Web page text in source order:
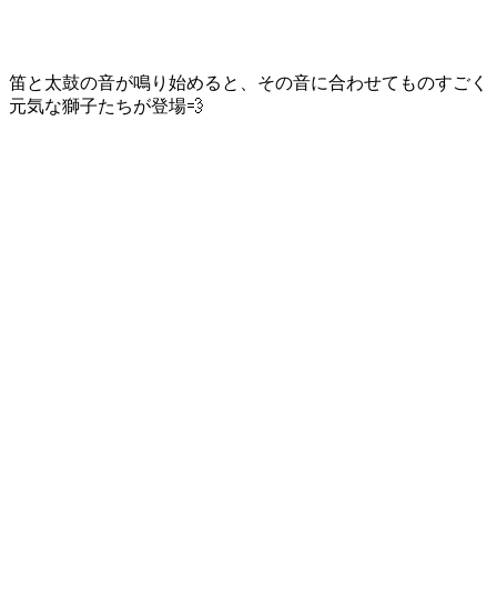
笛と太鼓の音が鳴り始めると、その音に合わせてものすごく
元気な獅子たちが登場💨